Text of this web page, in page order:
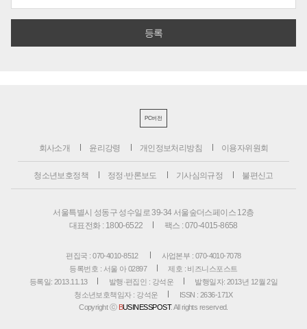
PC버전
회사소개 윤리강령 개인정보처리방침 이용자위원회
청소년보호정책 정정·반론보도 기사심의규정 불편신고
서울특별시 성동구 성수일로 39-34 서울숲더스페이스 12층
대표전화 : 1800-6522
팩스 : 070-4015-8658
편집국 : 070-4010-8512
사업본부 : 070-4010-7078
등록번호 : 서울 아 02897
제호 : 비즈니스포스트
등록일: 2013.11.13
발행·편집인 : 강석운
발행일자: 2013년 12월 2일
청소년보호책임자 : 강석운
ISSN : 2636-171X
Copyright ⓒ BUSINESSPOST. All rights reserved.